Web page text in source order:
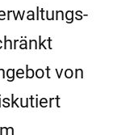
von